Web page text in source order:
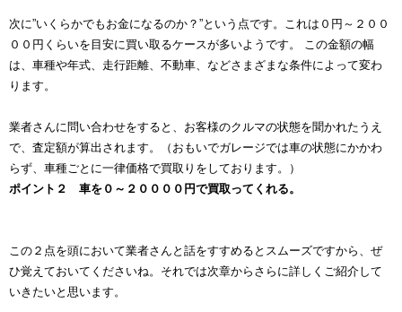
次に”いくらかでもお金になるのか？”という点です。これは０円～２００
００円くらいを目安に買い取るケースが多いようです。 この金額の幅
は、車種や年式、走行距離、不動車、などさまざまな条件によって変わ
ります。
業者さんに問い合わせをすると、お客様のクルマの状態を聞かれたうえ
で、査定額が算出されます。（おもいでガレージでは車の状態にかかわ
らず、車種ごとに一律価格で買取りをしております。）
ポイント２ 車を０～２００００円で買取ってくれる。
この２点を頭において業者さんと話をすすめるとスムーズですから、ぜ
ひ覚えておいてくださいね。それでは次章からさらに詳しくご紹介して
いきたいと思います。